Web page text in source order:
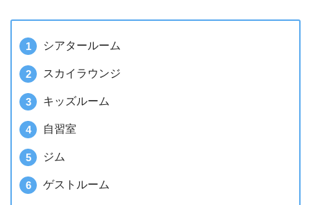
シアタールーム
スカイラウンジ
キッズルーム
自習室
ジム
ゲストルーム